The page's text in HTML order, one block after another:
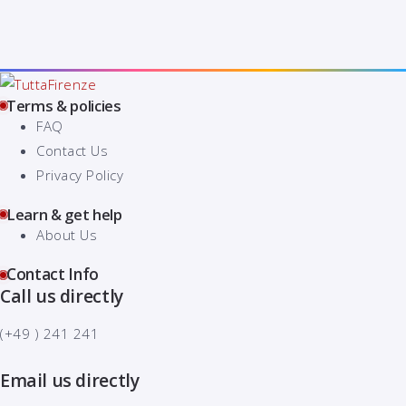
Arbuscelli
Terms & policies
FAQ
Contact Us
Privacy Policy
Learn & get help
About Us
Contact Info
Call us directly
(+49 ) 241 241
Email us directly